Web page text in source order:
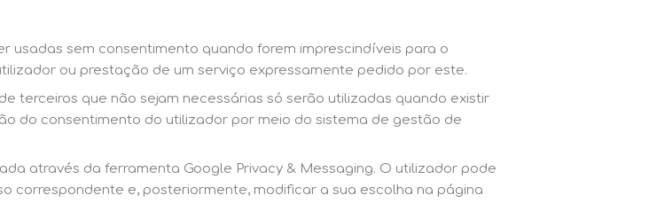
usadas sem consentimento quando forem imprescindíveis para o
ou prestação de um serviço expressamente pedido por este.
terceiros que não sejam necessárias só serão utilizadas quando existir
do consentimento do utilizador por meio do sistema de gestão de
através da ferramenta Google Privacy & Messaging. O utilizador pode
correspondente e, posteriormente, modificar a sua escolha na página